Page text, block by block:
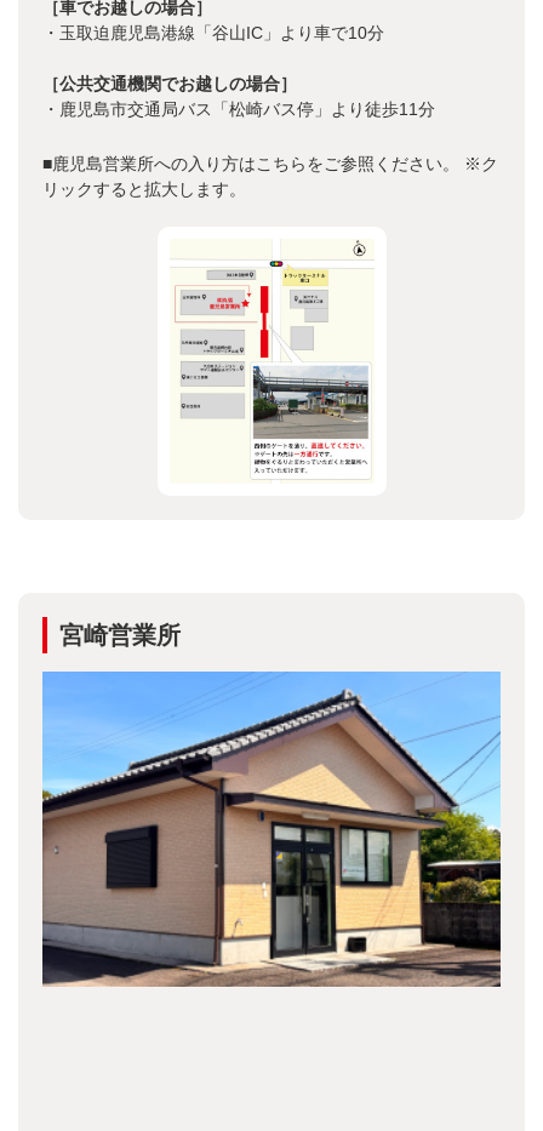
［車でお越しの場合］
・玉取迫鹿児島港線「谷山IC」より車で10分
［公共交通機関でお越しの場合］
・鹿児島市交通局バス「松崎バス停」より徒歩11分
■鹿児島営業所への入り方はこちらをご参照ください。
※ク
リックすると拡大します。
宮崎営業所